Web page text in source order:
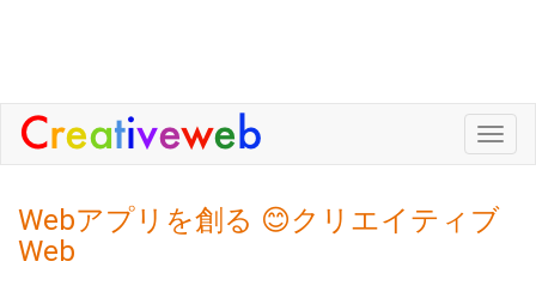
Webアプリを創る 😊クリエイティブ
Web